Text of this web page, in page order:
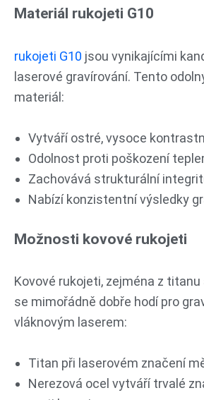
Materiál rukojeti G10
rukojeti G10 jsou vynikajícími
laserové gravírování. Tento
materiál:
Vytváří ostré, vysoce
Odolnost proti poškození
Zachovává strukturální
Nabízí konzistentní výsledky
Možnosti kovové rukojeti
Kovové rukojeti, zejména z titanu
se mimořádně dobře hodí pro
vláknovým laserem:
Titan při laserovém značení
Nerezová ocel vytváří trvalé